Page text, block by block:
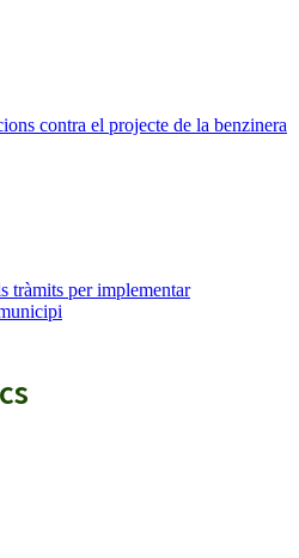
contra el projecte de la benzinera
tràmits per implementar